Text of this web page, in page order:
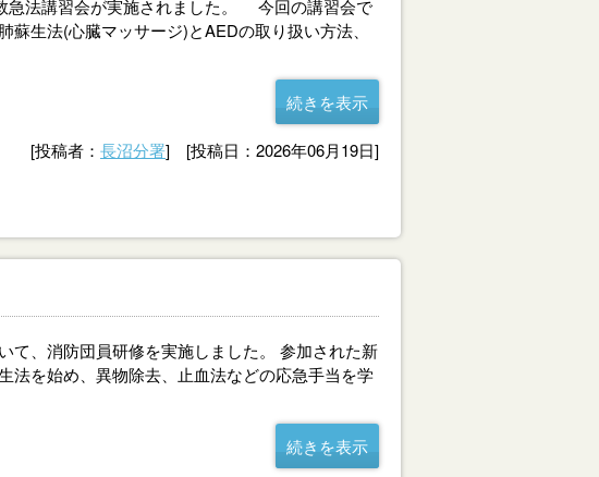
急法講習会が実施されました。 今回の講習会で
生法(心臓マッサージ)とAEDの取り扱い方法、
続きを表示
[投稿者： 長沼分署] [投稿日：2026年06月19日]
て、消防団員研修を実施しました。 参加された新
法を始め、異物除去、止血法などの応急手当を学
続きを表示